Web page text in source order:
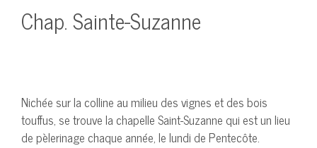
Chap. Sainte-Suzanne
Nichée sur la colline au milieu des vignes et des bois
touffus, se trouve la chapelle Saint-Suzanne qui est un lieu
de pèlerinage chaque année, le lundi de Pentecôte.